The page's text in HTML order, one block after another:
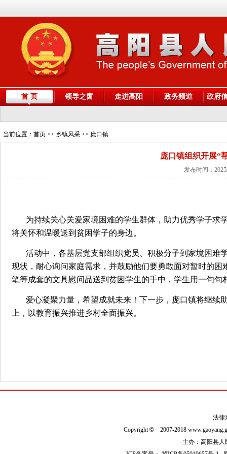
首 页 领导之窗 走进高阳 政务频道 政府
当前位置： 首页 >> 乡镇风采 >> 庞口镇
庞口镇组织开展“
发布时间：
为持续关心关爱家境困难的学生群体，助力优秀学子求
将关怀和温暖送到贫困学子的身边。
活动中，各基层党支部组织党员、积极分子到家境困难
现状，耐心询问家庭需求，并鼓励他们要勇敢面对暂时的
笔等成套的文具慰问品送到贫困学生的手中，学生用一句
爱心凝聚力量，希望成就未来！下一步，庞口镇将继续
上，以教育振兴推进乡村全面振兴。
法律
Copyright© 2007-2018
主办：高阳县人